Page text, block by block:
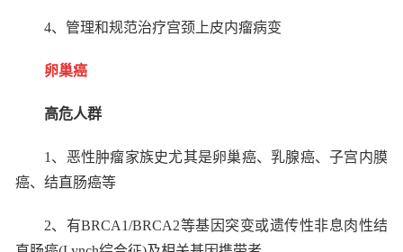
4、管理和规范治疗宫颈上皮内瘤病变
卵巢癌
高危人群
1 、恶性肿瘤家族史尤其是卵巢癌、乳腺癌、子宫内膜
癌、结直肠癌等
2、有BRCA1/BRCA2等基因突变或遗传性非息肉性结